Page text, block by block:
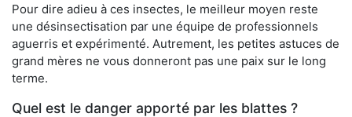
Pour dire adieu à ces insectes, le meilleur moyen reste
une désinsectisation par une équipe de professionnels
aguerris et expérimenté. Autrement, les petites astuces de
grand mères ne vous donneront pas une paix sur le long
terme.
Quel est le danger apporté par les blattes ?